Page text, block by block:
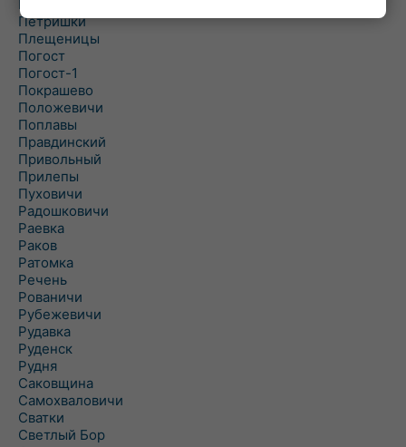
Першаи
Петришки
Плещеницы
Погост
Погост-1
Покрашево
Положевичи
Поплавы
Правдинский
Привольный
Прилепы
Пуховичи
Радошковичи
Раевка
Раков
Ратомка
Речень
Рованичи
Рубежевичи
Рудавка
Руденск
Рудня
Саковщина
Самохваловичи
Сватки
Светлый Бор